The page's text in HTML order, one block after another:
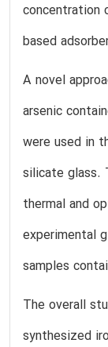
concentration
based
A novel
arsenic
were used in
silicate glass.
thermal and
experimental
samples
The overall
synthesized